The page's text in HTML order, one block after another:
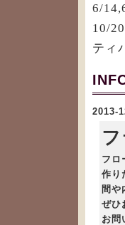
6/
10/
ティ
2013-
フロ
作り
間や
ぜひ
お問